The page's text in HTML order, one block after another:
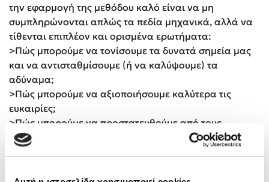
την εφαρμογή της μεθόδου καλό είναι να μη
συμπληρώνονται απλώς τα πεδία μηχανικά, αλλά να
τίθενται επιπλέον και ορισμένα ερωτήματα:
>Πώς μπορούμε να τονίσουμε τα δυνατά σημεία μας
και να αντισταθμίσουμε (ή να καλύψουμε) τα
αδύναμα;
>Πώς μπορούμε να αξιοποιήσουμε καλύτερα τις
ευκαιρίες;
>Πώς μπορούμε να προστατευθούμε από τους
κινδύνους;